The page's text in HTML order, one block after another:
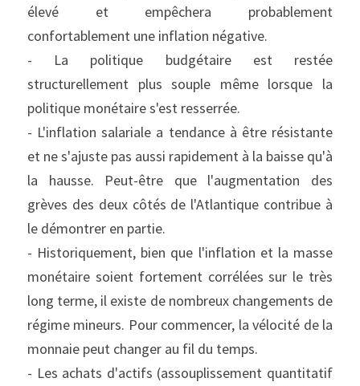
élevé et empêchera probablement
confortablement une inflation négative.
- La politique budgétaire est restée
structurellement plus souple même lorsque la
politique monétaire s'est resserrée.
- L'inflation salariale a tendance à être résistante
et ne s'ajuste pas aussi rapidement à la baisse qu'à
la hausse. Peut-être que l'augmentation des
grèves des deux côtés de l'Atlantique contribue à
le démontrer en partie.
- Historiquement, bien que l'inflation et la masse
monétaire soient fortement corrélées sur le très
long terme, il existe de nombreux changements de
régime mineurs. Pour commencer, la vélocité de la
monnaie peut changer au fil du temps.
- Les achats d'actifs (assouplissement quantitatif